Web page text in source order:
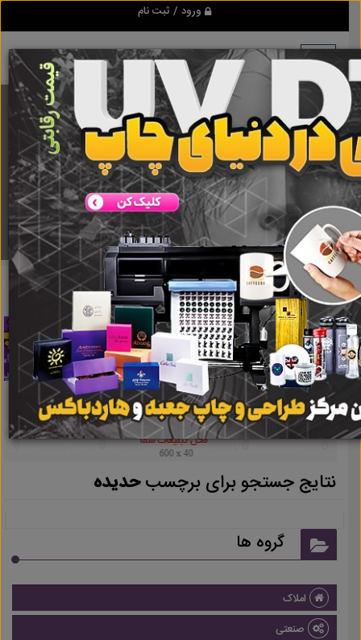
ورود / ثبت نام
برنامه اندروید ابزاریراق
مرجع نیازمندیهای ابزار و یراق آلات عمومی و صنعتی
دانلود
ابزاریراق حدیده نتایج جستجو برای برچسبحدیده
نتایج جستجو برای برچسبحدیده
گروه ها
املاک
صنعتی